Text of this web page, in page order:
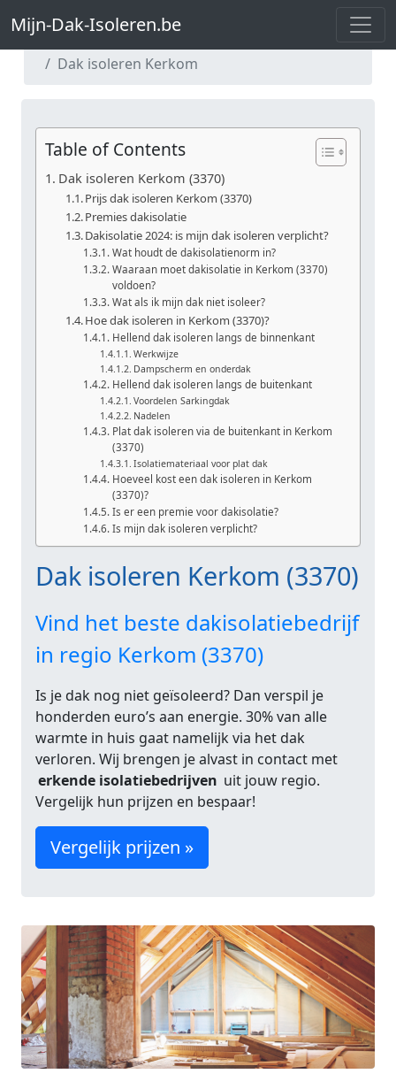
Mijn-Dak-Isoleren.be
Mijn-Dak-Isoleren.be
Dak isoleren Kerkom
Table of Contents
Dak isoleren Kerkom (3370)
Prijs dak isoleren Kerkom (3370)
Premies dakisolatie
Dakisolatie 2024: is mijn dak isoleren verplicht?
Wat houdt de dakisolatienorm in?
Waaraan moet dakisolatie in Kerkom (3370)
voldoen?
Wat als ik mijn dak niet isoleer?
Hoe dak isoleren in Kerkom (3370)?
Hellend dak isoleren langs de binnenkant
Werkwijze
Dampscherm en onderdak
Hellend dak isoleren langs de buitenkant
Voordelen Sarkingdak
Nadelen
Plat dak isoleren via de buitenkant in Kerkom
(3370)
Isolatiemateriaal voor plat dak
Hoeveel kost een dak isoleren in Kerkom
(3370)?
Is er een premie voor dakisolatie?
Is mijn dak isoleren verplicht?
Dak isoleren Kerkom (3370)
Vind het beste dakisolatiebedrijf
in regio Kerkom (3370)
Is je dak nog niet geïsoleerd? Dan verspil je
honderden euro’s aan energie. 30% van alle
warmte in huis gaat namelijk via het dak
verloren. Wij brengen je alvast in contact met
erkende isolatiebedrijven uit jouw regio.
Vergelijk hun prijzen en bespaar!
Vergelijk prijzen »